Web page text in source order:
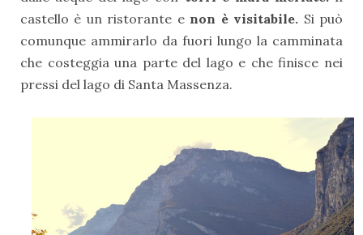
castello è un ristorante e non è visitabile. Si può
comunque ammirarlo da fuori lungo la camminata
che costeggia una parte del lago e che finisce nei
pressi del lago di Santa Massenza.